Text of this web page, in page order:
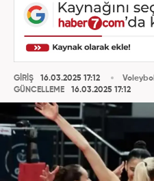
GİRİŞ
16.03.2025 17:12
GÜNCELLEME
16.03.2025 17:12
Voleybol